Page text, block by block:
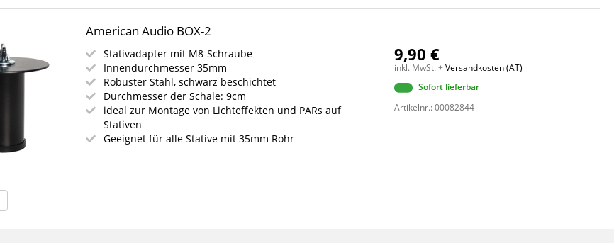
American Audio BOX-2
Stativadapter mit M8-Schraube
Innendurchmesser 35mm
Robuster Stahl, schwarz beschichtet
Durchmesser der Schale: 9cm
ideal zur Montage von Lichteffekten und PARs auf
Stativen
Geeignet für alle Stative mit 35mm Rohr
9,90 €
inkl. MwSt. +Versandkosten (AT)
Sofort lieferbar
Artikelnr.: 00082844